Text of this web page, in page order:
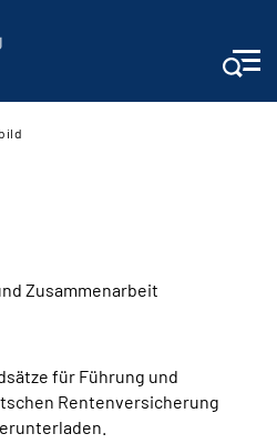
Zusammenarbeit
für Führung und
Rentenversicherung